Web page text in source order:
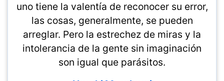
uno tiene la valentía de reconocer su error,
las cosas, generalmente, se pueden
arreglar. Pero la estrechez de miras y la
intolerancia de la gente sin imaginación
son igual que parásitos.